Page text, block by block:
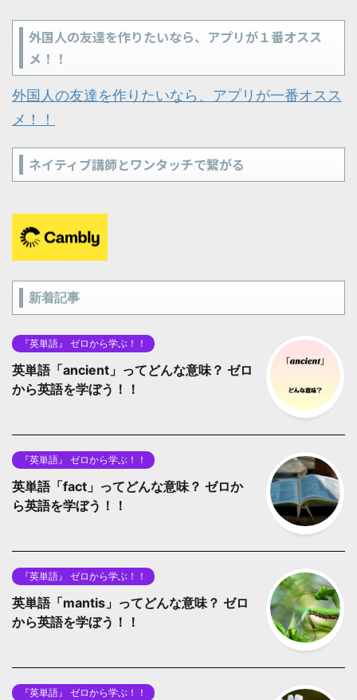
外国人の友達を作りたいなら、アプリが１番オスス
メ！！
外国人の友達を作りたいなら、アプリが一番オスス
メ！！
ネイティブ講師とワンタッチで繋がる
新着記事
『英単語』 ゼロから学ぶ！！
英単語「ancient」ってどんな意味？ ゼロ
から英語を学ぼう！！
『英単語』 ゼロから学ぶ！！
英単語「fact」ってどんな意味？ ゼロか
ら英語を学ぼう！！
『英単語』 ゼロから学ぶ！！
英単語「mantis」ってどんな意味？ ゼロ
から英語を学ぼう！！
『英単語』 ゼロから学ぶ！！